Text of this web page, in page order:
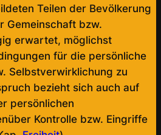
Teilen der Bevölkerung
Gemeinschaft bzw.
erwartet, möglichst
für die persönliche
Selbstverwirklichung zu
bezieht sich auch auf
persönlichen
Kontrolle bzw. Eingriffe